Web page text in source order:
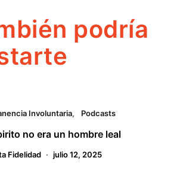
podría
Involuntaria Podcasts
no era un hombre leal
Fidelidad julio 12, 2025